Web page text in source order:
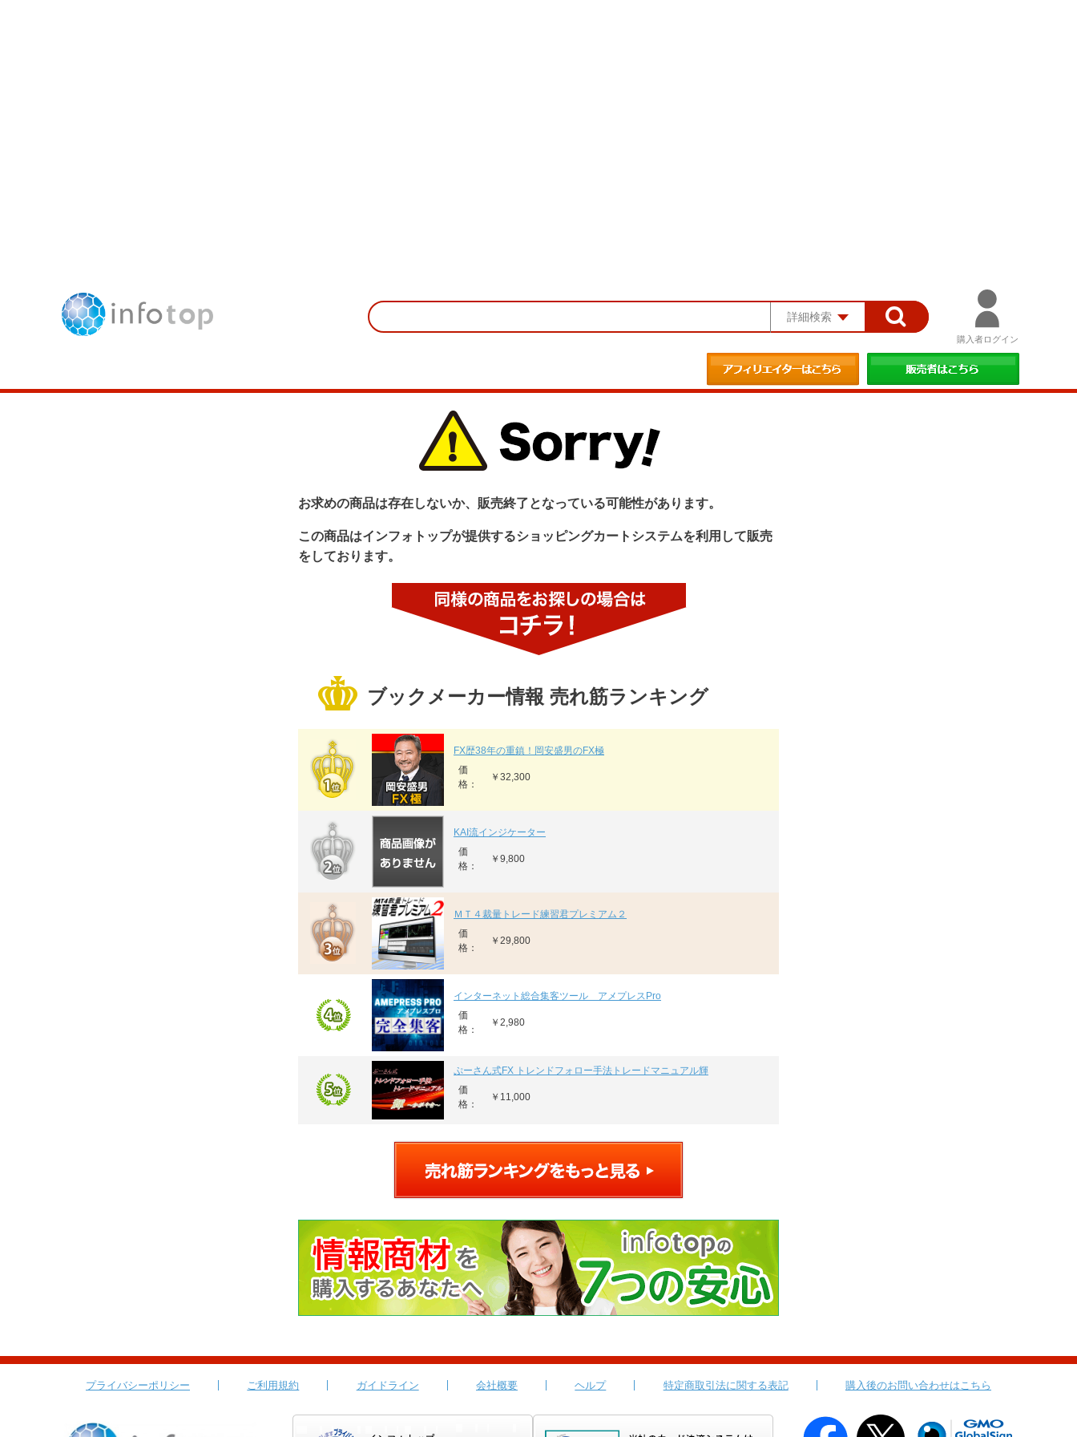
詳細検索
購入者ログイン
お求めの商品は存在しないか、販売終了となっている可能性があります。
この商品はインフォトップが提供するショッピングカートシステムを利用して販売
をしております。
ブックメーカー情報 売れ筋ランキング
FX歴38年の重鎮！岡安盛男のFX極
価
格：
￥32,300
KAI流インジケーター
価
格：
￥9,800
ＭＴ４裁量トレード練習君プレミアム２
価
格：
￥29,800
インターネット総合集客ツール アメプレスPro
価
格：
￥2,980
ぷーさん式FX トレンドフォロー手法トレードマニュアル輝
価
格：
￥11,000
プライバシーポリシー ご利用規約 ガイドライン 会社概要 ヘルプ 特定商取引法に関する表記 購入後のお問い合わせはこちら